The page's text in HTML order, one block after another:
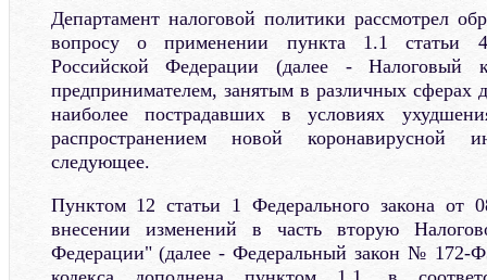
Департамент налоговой политики рассмотрел
вопросу о применении пункта 1.1 статьи
Российской Федерации (далее - Налоговый
предпринимателем, занятым в различных сферах
наиболее пострадавших в условиях
распространением новой коронавирусной
следующее.
Пунктом 12 статьи 1 Федерального закона
внесении изменений в часть вторую
Федерации" (далее - Федеральный закон № 172-